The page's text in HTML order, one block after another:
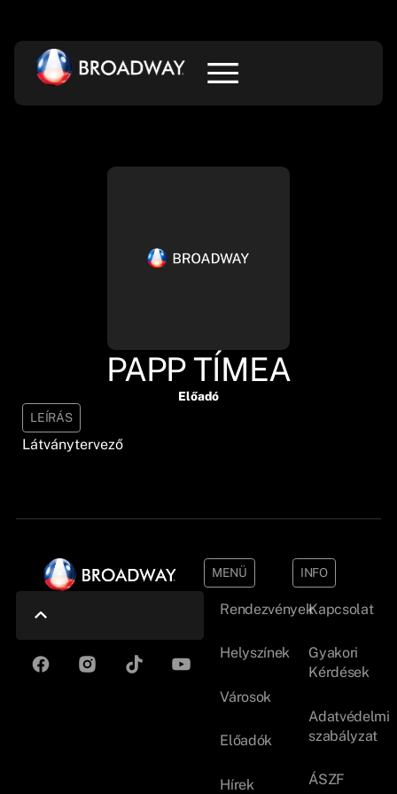
PAPP TÍMEA
Előadó
LEÍRÁS
Látványtervező
MENÜ
Rendezvények
Helyszínek
Városok
Előadók
Hírek
INFO
Kapcsolat
Gyakori
Kérdések
Adatvédelmi
szabályzat
ÁSZF